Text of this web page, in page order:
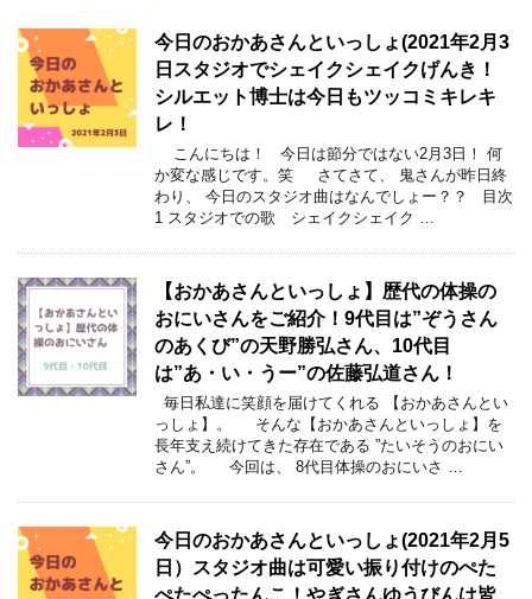
今日のおかあさんといっしょ(2021年2月3
日スタジオでシェイクシェイクげんき！
シルエット博士は今日もツッコミキレキ
レ！
こんにちは！ 今日は節分ではない2月3日！ 何
か変な感じです。笑 さてさて、 鬼さんが昨日終
わり、 今日のスタジオ曲はなんでしょー？？ 目次
1 スタジオでの歌 シェイクシェイク …
【おかあさんといっしょ】歴代の体操の
おにいさんをご紹介！9代目は”ぞうさん
のあくび”の天野勝弘さん、10代目
は”あ・い・うー”の佐藤弘道さん！
毎日私達に笑顔を届けてくれる 【おかあさんとい
っしょ】。 そんな【おかあさんといっしょ】を
長年支え続けてきた存在である ”たいそうのおにい
さん”。 今回は、 8代目体操のおにいさ …
今日のおかあさんといっしょ(2021年2月5
日）スタジオ曲は可愛い振り付けのぺた
ぺたぺったんこ！やぎさんゆうびんは皆